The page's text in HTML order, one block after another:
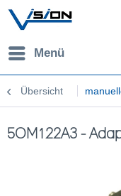
Menü
Übersicht
5OM122A3 -